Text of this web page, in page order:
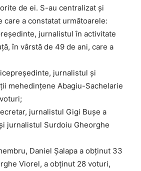
de ei. S-au centralizat și
care a constatat următoarele:
jurnalistul în activitate
în vârstă de 49 de ani, care a
jurnalistul și
mehedințene Abagiu-Sachelarie
jurnalistul Gigi Bușe a
jurnalistul Surdoiu Gheorghe
Daniel Șalapa a obținut 33
Viorel, a obținut 28 voturi,